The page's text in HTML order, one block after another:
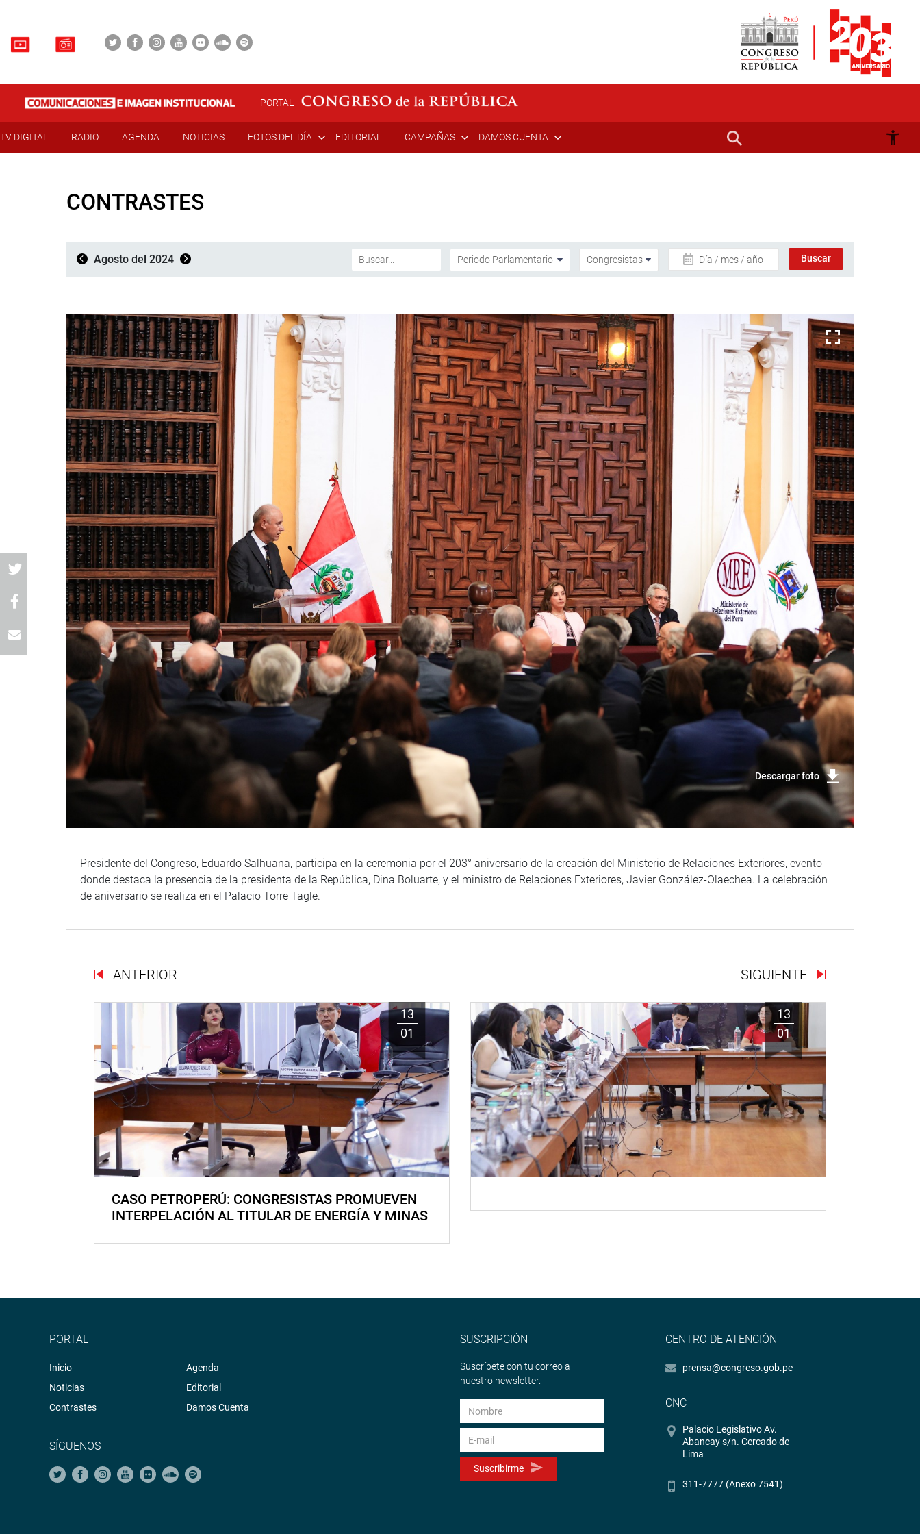
PORTAL
TV DIGITAL RADIO AGENDA NOTICIAS FOTOS DEL DÍA EDITORIAL CAMPAÑAS DAMOS CUENTA
CONTRASTES
Agosto del 2024 Día / mes / año
Descargar foto
Presidente del Congreso, Eduardo Salhuana, participa en la ceremonia por el 203° aniversario de la creación del Ministerio de Relaciones Exteriores, evento
donde destaca la presencia de la presidenta de la República, Dina Boluarte, y el ministro de Relaciones Exteriores, Javier González-Olaechea. La celebración
de aniversario se realiza en el Palacio Torre Tagle.
ANTERIOR SIGUIENTE
13
01
CASO PETROPERÚ: CONGRESISTAS PROMUEVEN
INTERPELACIÓN AL TITULAR DE ENERGÍA Y MINAS
13
01
PORTAL
Inicio
Noticias
Contrastes
Agenda
Editorial
Damos Cuenta
SÍGUENOS
SUSCRIPCIÓN
Suscríbete con tu correo a
nuestro newsletter.
Suscribirme
CENTRO DE ATENCIÓN
prensa@congreso.gob.pe
CNC
Palacio Legislativo Av.
Abancay s/n. Cercado de
Lima
311-7777 (Anexo 7541)